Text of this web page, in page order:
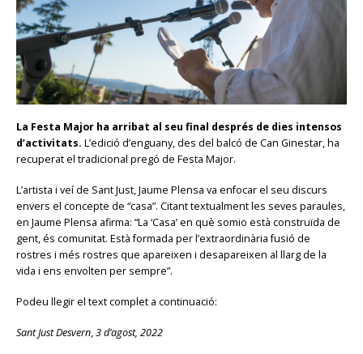
La Festa Major ha arribat al seu final després de dies intensos
d’activitats. L’edició d’enguany, des del balcó de Can Ginestar, ha
recuperat el tradicional pregó de Festa Major.
L’artista i veí de Sant Just, Jaume Plensa va enfocar el seu discurs
envers el concepte de “casa”. Citant textualment les seves paraules,
en Jaume Plensa afirma: “La ‘Casa’ en què somio està construïda de
gent, és comunitat. Està formada per l’extraordinària fusió de
rostres i més rostres que apareixen i desapareixen al llarg de la
vida i ens envolten per sempre”.
Podeu llegir el text complet a continuació:
Sant Just Desvern,3 d’agost, 2022